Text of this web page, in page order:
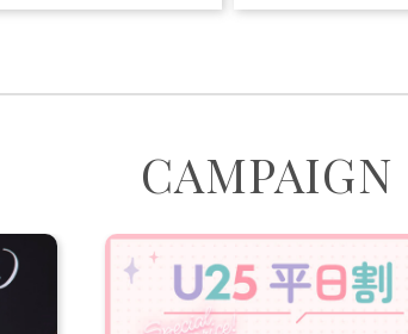
CAMPAIGN